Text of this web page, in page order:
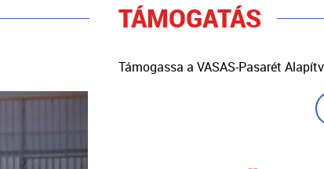
TÁMOGATÁS
Támogassa a VASAS-Pasarét